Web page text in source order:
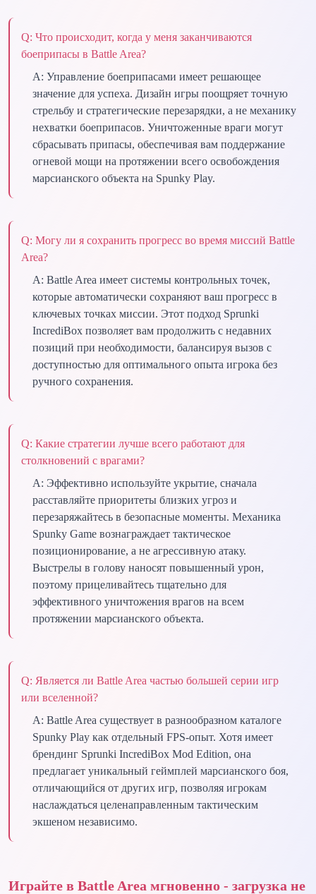
Q: Что происходит, когда у меня заканчиваются
боеприпасы в Battle Area?
A: Управление боеприпасами имеет решающее
значение для успеха. Дизайн игры поощряет точную
стрельбу и стратегические перезарядки, а не механику
нехватки боеприпасов. Уничтоженные враги могут
сбрасывать припасы, обеспечивая вам поддержание
огневой мощи на протяжении всего освобождения
марсианского объекта на Spunky Play.
Q: Могу ли я сохранить прогресс во время миссий Battle
Area?
A: Battle Area имеет системы контрольных точек,
которые автоматически сохраняют ваш прогресс в
ключевых точках миссии. Этот подход Sprunki
IncrediBox позволяет вам продолжить с недавних
позиций при необходимости, балансируя вызов с
доступностью для оптимального опыта игрока без
ручного сохранения.
Q: Какие стратегии лучше всего работают для
столкновений с врагами?
A: Эффективно используйте укрытие, сначала
расставляйте приоритеты близких угроз и
перезаряжайтесь в безопасные моменты. Механика
Spunky Game вознаграждает тактическое
позиционирование, а не агрессивную атаку.
Выстрелы в голову наносят повышенный урон,
поэтому прицеливайтесь тщательно для
эффективного уничтожения врагов на всем
протяжении марсианского объекта.
Q: Является ли Battle Area частью большей серии игр
или вселенной?
A: Battle Area существует в разнообразном каталоге
Spunky Play как отдельный FPS-опыт. Хотя имеет
брендинг Sprunki IncrediBox Mod Edition, она
предлагает уникальный геймплей марсианского боя,
отличающийся от других игр, позволяя игрокам
наслаждаться целенаправленным тактическим
экшеном независимо.
Играйте в Battle Area мгновенно - загрузка не